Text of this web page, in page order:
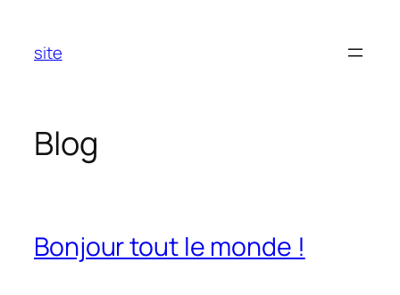
contenu
site
Blog
Bonjour tout le monde !